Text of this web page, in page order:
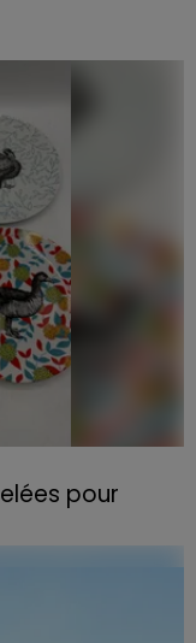
pour
en